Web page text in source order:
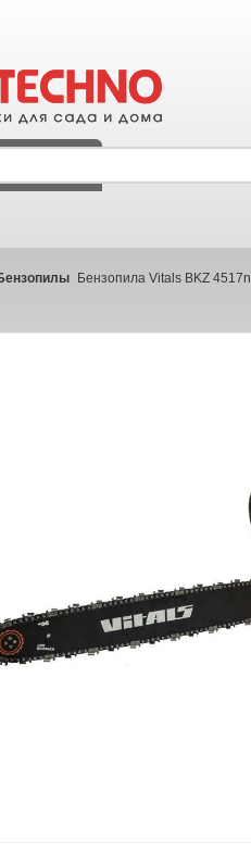
Бензопила Vitals BKZ 4517n